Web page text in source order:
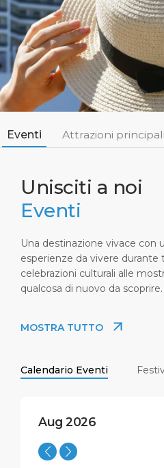
Eventi Attrazioni principali
Unisciti a noi
Eventi
Una destinazione vivace con
esperienze da vivere durante
celebrazioni culturali alle
qualcosa di nuovo da scoprire.
MOSTRA TUTTO
Calendario Eventi
Aug 2026